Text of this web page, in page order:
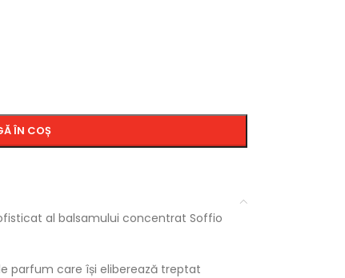
ÎN COȘ
al balsamului concentrat Soffio
parfum care își eliberează treptat